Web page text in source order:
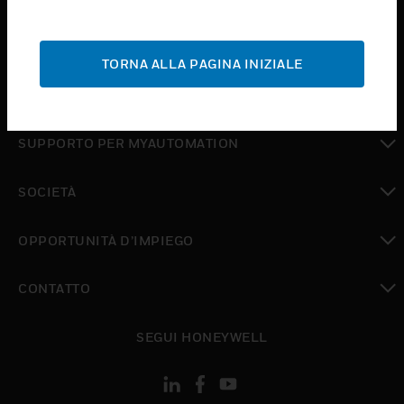
ASSISTENZA
toggle view
toggle view
SUPPORTO PER MYAUTOMATION
SOCIETÀ
OPPORTUNITÀ D’IMPIEGO
CONTATTO
SEGUI HONEYWELL
TORNA ALLA PAGINA INIZIALE